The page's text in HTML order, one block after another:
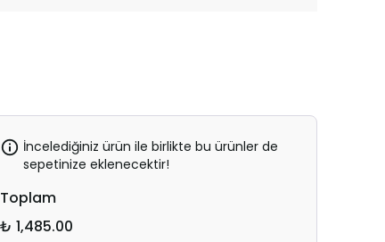
İncelediğiniz ürün ile birlikte bu ürünler de
sepetinize eklenecektir!
Toplam
₺ 1,485.00